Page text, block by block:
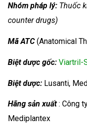
Nhóm pháp lý: Thuốc
counter drugs)
Mã ATC(Anatomical
Biệt dược gốc: Viartril-
Biệt dược: Lusanti,
Hãng sản xuất: Công
Mediplantex